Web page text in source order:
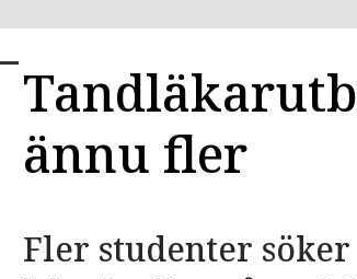
ännu fler
Fler studenter